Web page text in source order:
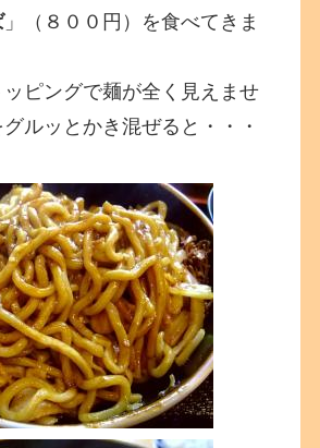
」（８００円）を食べてきま
ピングで麺が全く見えませ
ルッとかき混ぜると・・・